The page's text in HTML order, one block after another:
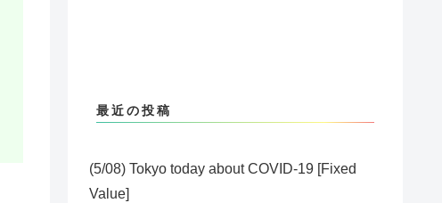
最近の投稿
(5/08) Tokyo today about COVID-19 [Fixed
Value]